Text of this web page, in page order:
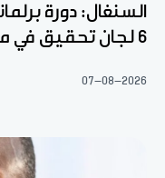
السنغال: دورة
6 لجان تحقيق في ملفات حساسة
07-08-2026